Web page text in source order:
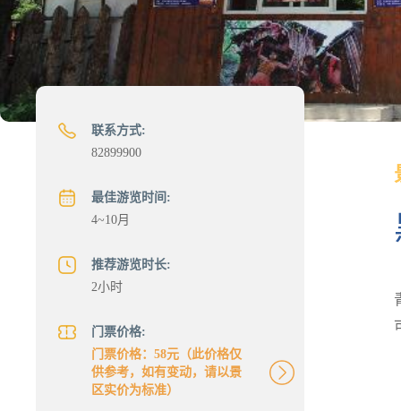
联系方式:
82899900
最佳游览时间:
4~10月
推荐游览时长:
2小时
门票价格:
门票价格：58元（此价格仅
供参考，如有变动，请以景
区实价为标准）